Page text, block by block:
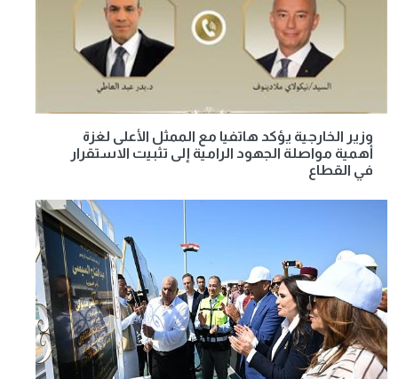
وزير الخارجية يؤكد هاتفيا مع الممثل الأعلى لغزة
أهمية مواصلة الجهود الرامية إلى تثبيت الاستقرار
في القطاع